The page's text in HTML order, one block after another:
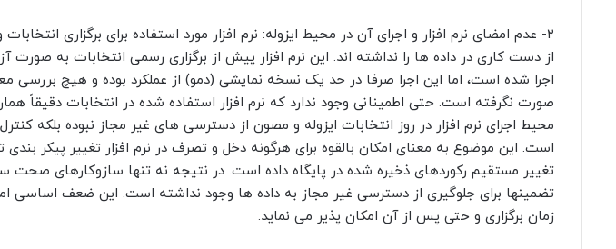
۲- عدم امضای نرم افزار و اجرای آن در محیط ایزوله: نرم افزار مورد استفاده برای برگزاری
از دست کاری در داده ها را نداشته اند. این نرم افزار پیش از برگزاری رسمی انتخابات به صورت
اجرا شده است، اما این اجرا صرفا در حد یک نسخه نمایشی (دمو) از عملکرد بوده و هیچ بررسی
صورت نگرفته است. حتی اطمینانی وجود ندارد که نرم افزار استفاده شده در انتخابات
محیط اجرای نرم افزار در روز انتخابات ایزوله و مصون از دسترسی های غیر مجاز نبوده بلکه
است. این موضوع به معنای امکان بالقوه برای هرگونه دخل و تصرف در نرم افزار تغییر پیکر
تغییر مستقیم رکوردهای ذخیره شده در پایگاه داده است. در نتیجه نه تنها سازوکارهای
تضمینها برای جلوگیری از دسترسی غیر مجاز به داده ها وجود نداشته است. این ضعف اساسی
زمان برگزاری و حتی پس از آن امکان پذیر می نماید.